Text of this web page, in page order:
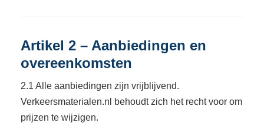
Artikel 2 – Aanbiedingen en
overeenkomsten
2.1 Alle aanbiedingen zijn vrijblijvend.
Verkeersmaterialen.nl behoudt zich het recht voor om
prijzen te wijzigen.